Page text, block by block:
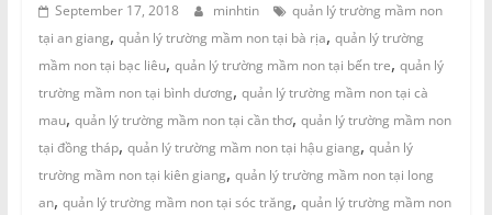
September 17, 2018 minhtin
quản lý trường mầm non
tại an giang, quản lý trường mầm non tại bà rịa, quản lý trường
mầm non tại bạc liêu, quản lý trường mầm non tại bến tre, quản lý
trường mầm non tại bình dương, quản lý trường mầm non tại cà
mau, quản lý trường mầm non tại cần thơ, quản lý trường mầm non
tại đồng tháp, quản lý trường mầm non tại hậu giang, quản lý
trường mầm non tại kiên giang, quản lý trường mầm non tại long
an, quản lý trường mầm non tại sóc trăng, quản lý trường mầm non